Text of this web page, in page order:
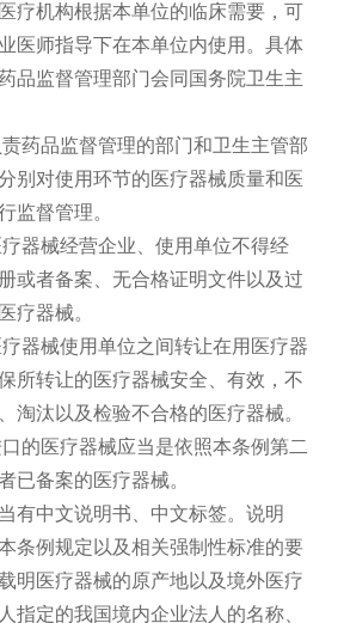
疗机构根据本单位的临床需要，可
医师指导下在本单位内使用。具体
品监督管理部门会同国务院卫生主
药品监督管理的部门和卫生主管部
别对使用环节的医疗器械质量和医
监督管理。
器械经营企业、使用单位不得经
或者备案、无合格证明文件以及过
疗器械。
器械使用单位之间转让在用医疗器
所转让的医疗器械安全、有效，不
淘汰以及检验不合格的医疗器械。
的医疗器械应当是依照本条例第二
已备案的医疗器械。
有中文说明书、中文标签。说明
条例规定以及相关强制性标准的要
明医疗器械的原产地以及境外医疗
指定的我国境内企业法人的名称、